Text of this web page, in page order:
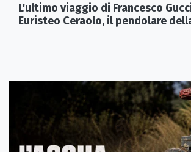
L'ultimo viaggio di Francesco
Euristeo Ceraolo, il pendolare